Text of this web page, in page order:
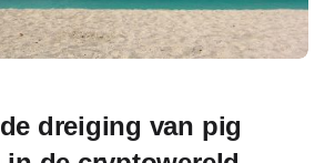
dreiging van pig